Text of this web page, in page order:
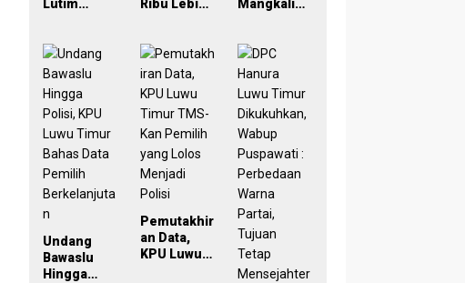
Lutim
Kampus
Jadi Simpul
Pengawasa
n
Partisipatif
Pemilu
2029
Ribu Lebih,
Tekankan
Akurasi
Lewat
Sinergi
Lintas
Lembaga
Mangkaling
Bahas
Refleksi
PDPB
Menuju
Pemilu
2029 yang
Inklusif
Undang
Bawaslu
Hingga
Pemutakhir
an Data,
KPU Luwu